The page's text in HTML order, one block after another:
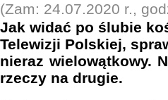
(Zam: 24.07.2020 r.,
Jak widać po ślubie
Telewizji Polskiej,
nieraz wielowątkowy.
rzeczy na drugie.